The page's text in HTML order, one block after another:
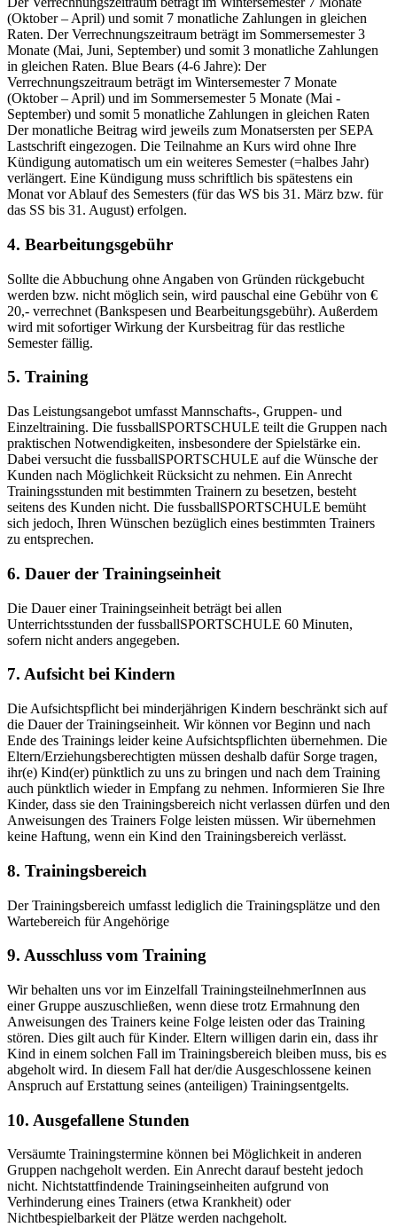
(Oktober – April) und somit 7 monatliche Zahlungen in gleichen
Raten. Der Verrechnungszeitraum beträgt im Sommersemester 3
Monate (Mai, Juni, September) und somit 3 monatliche Zahlungen
in gleichen Raten. Blue Bears (4-6 Jahre): Der
Verrechnungszeitraum beträgt im Wintersemester 7 Monate
(Oktober – April) und im Sommersemester 5 Monate (Mai -
September) und somit 5 monatliche Zahlungen in gleichen Raten
Der monatliche Beitrag wird jeweils zum Monatsersten per SEPA
Lastschrift eingezogen. Die Teilnahme an Kurs wird ohne Ihre
Kündigung automatisch um ein weiteres Semester (=halbes Jahr)
verlängert. Eine Kündigung muss schriftlich bis spätestens ein
Monat vor Ablauf des Semesters (für das WS bis 31. März bzw. für
das SS bis 31. August) erfolgen.
4. Bearbeitungsgebühr
Sollte die Abbuchung ohne Angaben von Gründen rückgebucht
werden bzw. nicht möglich sein, wird pauschal eine Gebühr von €
20,- verrechnet (Bankspesen und Bearbeitungsgebühr). Außerdem
wird mit sofortiger Wirkung der Kursbeitrag für das restliche
Semester fällig.
5. Training
Das Leistungsangebot umfasst Mannschafts-, Gruppen- und
Einzeltraining. Die fussballSPORTSCHULE teilt die Gruppen nach
praktischen Notwendigkeiten, insbesondere der Spielstärke ein.
Dabei versucht die fussballSPORTSCHULE auf die Wünsche der
Kunden nach Möglichkeit Rücksicht zu nehmen. Ein Anrecht
Trainingsstunden mit bestimmten Trainern zu besetzen, besteht
seitens des Kunden nicht. Die fussballSPORTSCHULE bemüht
sich jedoch, Ihren Wünschen bezüglich eines bestimmten Trainers
zu entsprechen.
6. Dauer der Trainingseinheit
Die Dauer einer Trainingseinheit beträgt bei allen
Unterrichtsstunden der fussballSPORTSCHULE 60 Minuten,
sofern nicht anders angegeben.
7. Aufsicht bei Kindern
Die Aufsichtspflicht bei minderjährigen Kindern beschränkt sich auf
die Dauer der Trainingseinheit. Wir können vor Beginn und nach
Ende des Trainings leider keine Aufsichtspflichten übernehmen. Die
Eltern/Erziehungsberechtigten müssen deshalb dafür Sorge tragen,
ihr(e) Kind(er) pünktlich zu uns zu bringen und nach dem Training
auch pünktlich wieder in Empfang zu nehmen. Informieren Sie Ihre
Kinder, dass sie den Trainingsbereich nicht verlassen dürfen und den
Anweisungen des Trainers Folge leisten müssen. Wir übernehmen
keine Haftung, wenn ein Kind den Trainingsbereich verlässt.
8. Trainingsbereich
Der Trainingsbereich umfasst lediglich die Trainingsplätze und den
Wartebereich für Angehörige
9. Ausschluss vom Training
Wir behalten uns vor im Einzelfall TrainingsteilnehmerInnen aus
einer Gruppe auszuschließen, wenn diese trotz Ermahnung den
Anweisungen des Trainers keine Folge leisten oder das Training
stören. Dies gilt auch für Kinder. Eltern willigen darin ein, dass ihr
Kind in einem solchen Fall im Trainingsbereich bleiben muss, bis es
abgeholt wird. In diesem Fall hat der/die Ausgeschlossene keinen
Anspruch auf Erstattung seines (anteiligen) Trainingsentgelts.
10. Ausgefallene Stunden
Versäumte Trainingstermine können bei Möglichkeit in anderen
Gruppen nachgeholt werden. Ein Anrecht darauf besteht jedoch
nicht. Nichtstattfindende Trainingseinheiten aufgrund von
Verhinderung eines Trainers (etwa Krankheit) oder
Nichtbespielbarkeit der Plätze werden nachgeholt.